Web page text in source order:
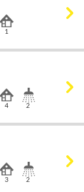
1
4 2
3 2